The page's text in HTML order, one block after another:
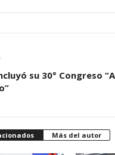
su 30° Congreso “A
Más del autor